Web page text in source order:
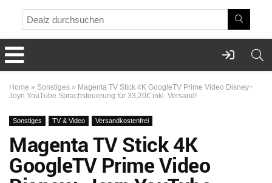
Home » Sonstiges » Magenta TV Stick 4K GoogleTV Prime Video Disney+
Joyn YouTube Sprachsteuerung für 33,20€ inkl. Versand!
Sonstiges TV & Video Versandkostenfrei
Magenta TV Stick 4K
GoogleTV Prime Video